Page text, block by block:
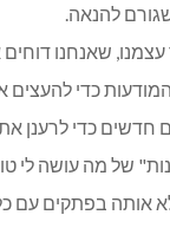
להנאה.
שאנחנו דוחים
כדי
חדשים כדי לרענן
של מה עושה לי
אותה בפתקים עם